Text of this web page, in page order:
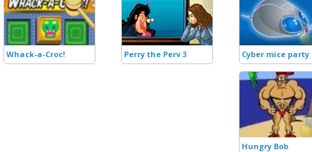
Whack-a-Croc! Perry the Perv 3 Cyber mice party
Hungry Bob